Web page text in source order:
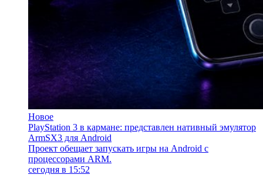
Новое
PlayStation 3 в кармане: представлен нативный эмулятор
ArmSX3 для Android
Проект обещает запускать игры на Android с
процессорами ARM.
сегодня в 15:52